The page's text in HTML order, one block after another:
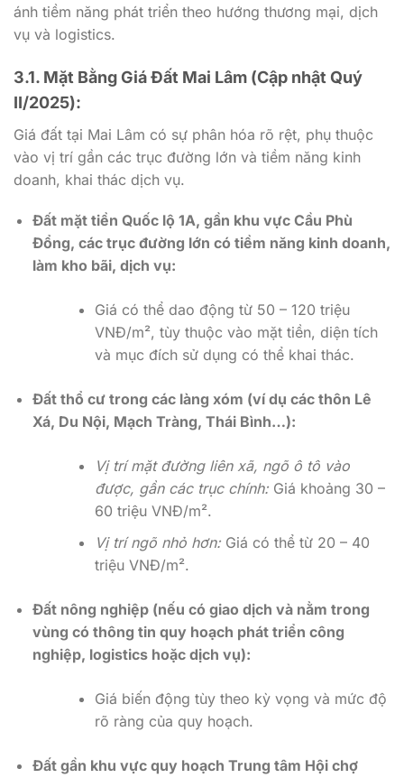
ánh tiềm năng phát triển theo hướng thương mại, dịch
vụ và logistics.
3.1. Mặt Bằng Giá Đất Mai Lâm (Cập nhật Quý
II/2025):
Giá đất tại Mai Lâm có sự phân hóa rõ rệt, phụ thuộc
vào vị trí gần các trục đường lớn và tiềm năng kinh
doanh, khai thác dịch vụ.
Đất mặt tiền Quốc lộ 1A, gần khu vực Cầu Phù
Đổng, các trục đường lớn có tiềm năng kinh doanh,
làm kho bãi, dịch vụ:
Giá có thể dao động từ 50 – 120 triệu
VNĐ/m², tùy thuộc vào mặt tiền, diện tích
và mục đích sử dụng có thể khai thác.
Đất thổ cư trong các làng xóm (ví dụ các thôn Lê
Xá, Du Nội, Mạch Tràng, Thái Bình…):
Vị trí mặt đường liên xã, ngõ ô tô vào
được, gần các trục chính:Giá khoảng 30 –
60 triệu VNĐ/m².
Vị trí ngõ nhỏ hơn:Giá có thể từ 20 – 40
triệu VNĐ/m².
Đất nông nghiệp (nếu có giao dịch và nằm trong
vùng có thông tin quy hoạch phát triển công
nghiệp, logistics hoặc dịch vụ):
Giá biến động tùy theo kỳ vọng và mức độ
rõ ràng của quy hoạch.
Đất gần khu vực quy hoạch Trung tâm Hội chợ